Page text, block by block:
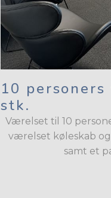
10
stk.
Værelset til 10
værelset køleskab
samt et